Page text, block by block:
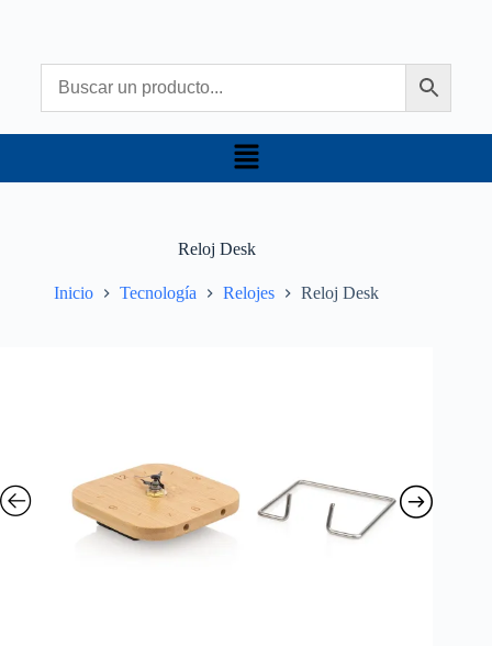
Reloj Desk
Inicio Tecnología Relojes Reloj Desk